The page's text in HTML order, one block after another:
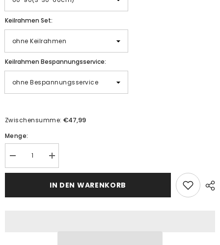
Keilrahmen Set:
Keilrahmen Bespannungsservice:
Zwischensumme:€47,99
Menge:
Menge
verringern
für
Menge
erhöhen
für
nach
IN DEN WARENKORB